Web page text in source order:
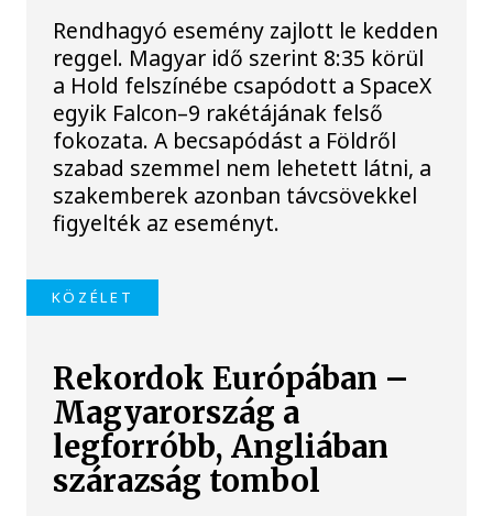
Rendhagyó esemény zajlott le kedden
reggel. Magyar idő szerint 8:35 körül
a Hold felszínébe csapódott a SpaceX
egyik Falcon–9 rakétájának felső
fokozata. A becsapódást a Földről
szabad szemmel nem lehetett látni, a
szakemberek azonban távcsövekkel
figyelték az eseményt.
KÖZÉLET
Rekordok Európában –
Magyarország a
legforróbb, Angliában
szárazság tombol